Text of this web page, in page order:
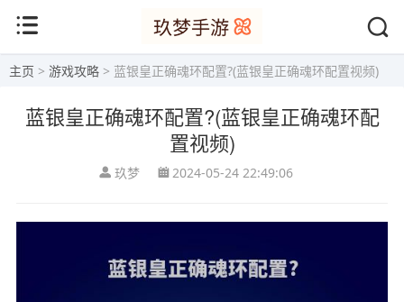
主页 > 游戏攻略 > 蓝银皇正确魂环配置?(蓝银皇正确魂环配置视频)
蓝银皇正确魂环配置?(蓝银皇正确魂环配
置视频)
玖梦 2024-05-24 22:49:06